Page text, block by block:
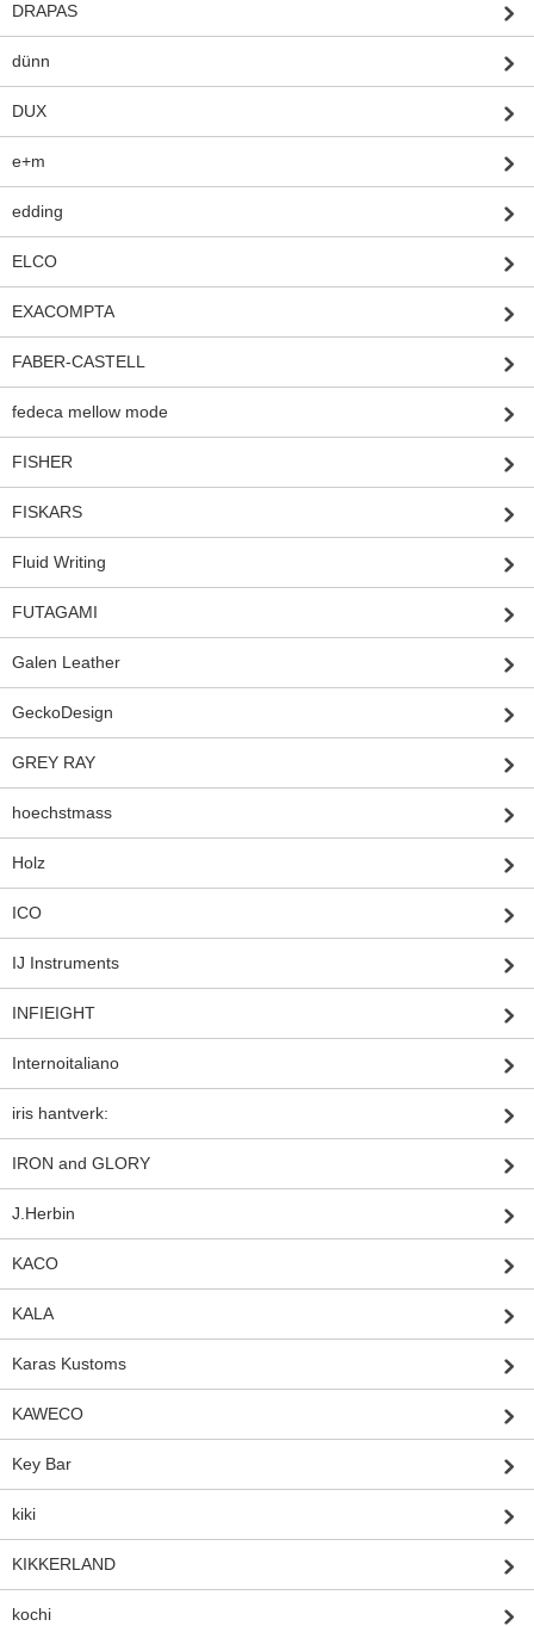
DRAPAS
dünn
DUX
e+m
edding
ELCO
EXACOMPTA
FABER-CASTELL
fedeca mellow mode
FISHER
FISKARS
Fluid Writing
FUTAGAMI
Galen Leather
GeckoDesign
GREY RAY
hoechstmass
Holz
ICO
IJ Instruments
INFIEIGHT
Internoitaliano
iris hantverk:
IRON and GLORY
J.Herbin
KACO
KALA
Karas Kustoms
KAWECO
Key Bar
kiki
KIKKERLAND
kochi